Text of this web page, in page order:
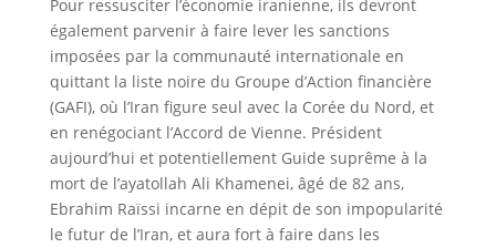
Pour ressusciter l’économie iranienne, ils devront
également parvenir à faire lever les sanctions
imposées par la communauté internationale en
quittant la liste noire du Groupe d’Action financière
(GAFI), où l’Iran figure seul avec la Corée du Nord, et
en renégociant l’Accord de Vienne. Président
aujourd’hui et potentiellement Guide suprême à la
mort de l’ayatollah Ali Khamenei, âgé de 82 ans,
Ebrahim Raïssi incarne en dépit de son impopularité
le futur de l’Iran, et aura fort à faire dans les